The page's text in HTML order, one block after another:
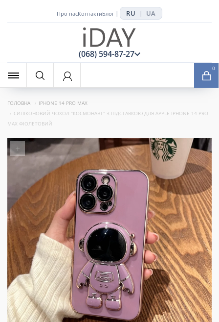
Про насКонтактиБлог | RU | UA
(068) 594-87-27
0
ГОЛОВНА
IPHONE 14 PRO MAX
СИЛІКОНОВИЙ ЧОХОЛ "КОСМОНАВТ" З ПІДСТАВКОЮ ДЛЯ APPLE IPHONE 14 PRO
MAX ФІОЛЕТОВИЙ
+